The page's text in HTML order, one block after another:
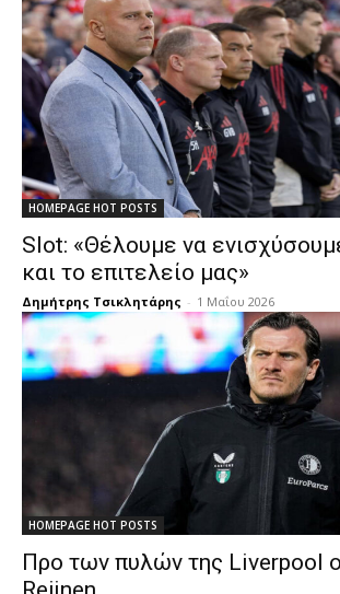
HOMEPAGE HOT POSTS
Slot: «Θέλουμε να
και το επιτελείο μας»
Δημήτρης Τσικλητάρης - 1 Μαΐου 2026
HOMEPAGE HOT POSTS
Προ των πυλών της Liverpool